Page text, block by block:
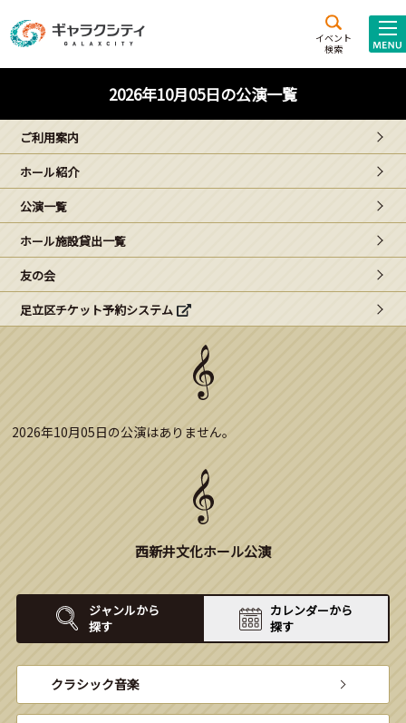
イベント
検索
施設案内
西新井
文化ホール
ギャラクシティとは
こどもみーてぃんぐ
Gがくえん
ブランドからのお知らせ
2026年10月05日の公演一覧
ご利用案内
ホール紹介
公演一覧
ホール施設貸出一覧
友の会
足立区チケット予約システム
2026年10月05日の公演はありません。
西新井文化ホール公演
ジャンルから
探す
カレンダーから
探す
クラシック音楽